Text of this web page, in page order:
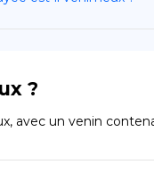
Home
Terms of
Privacy
FR
?
avec un venin